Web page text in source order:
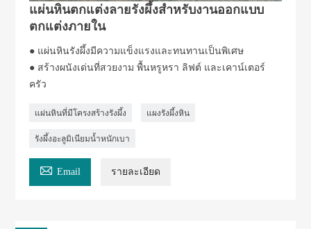
แผ่นหินตกแต่งลายรังผึ้งสำหรับงานออกแบบ
ตกแต่งภายใน
● แผ่นหินรังผึ้งมีความแข็งแรงและทนทานเป็นพิเศษ
● สร้างผนังเด่นที่สวยงาม พื้นหรูหรา ลิฟต์ และเคาน์เตอร์
ครัว
แผ่นหินที่มีโครงสร้างรังผึ้ง แผงรังผึ้งหิน
รังผึ้งอะลูมิเนียมน้ำหนักเบา
 Email รายละเอียด